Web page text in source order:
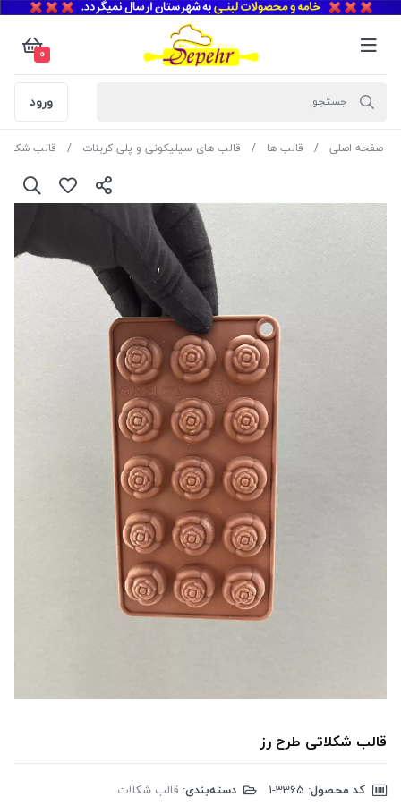
0
ورود
صفحه اصلی قالب ها قالب های سیلیکونی و پلی کربنات قالب
قالب شکلاتی طرح رز
کد محصول: دسته‌بندی: قالب شکلات